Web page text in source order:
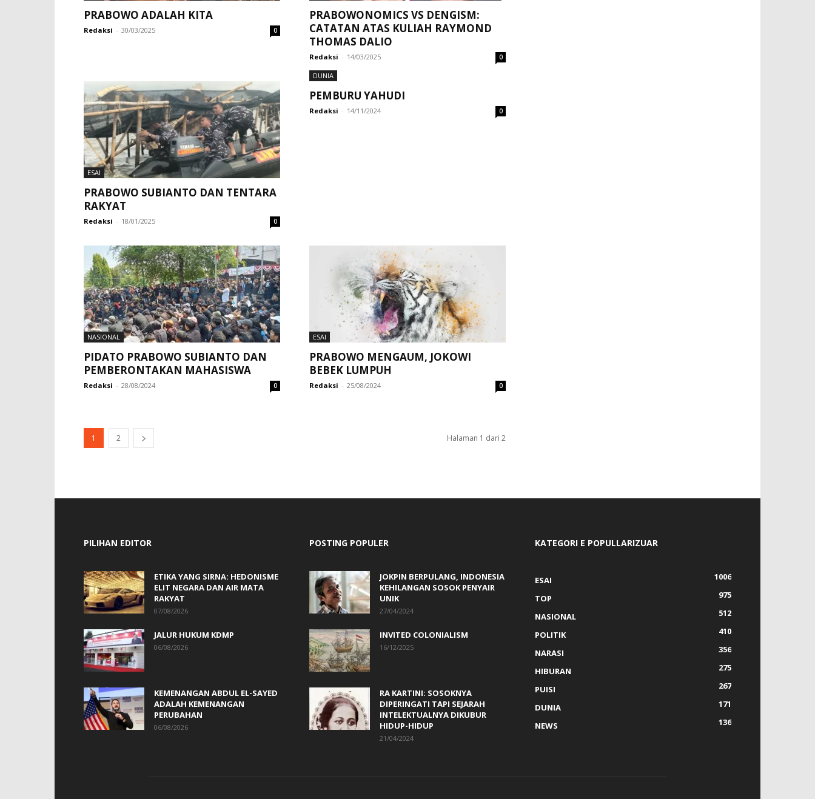
PRABOWO ADALAH KITA
Redaksi - 30/03/2025 0
PRABOWONOMICS VS DENGISM:
CATATAN ATAS KULIAH RAYMOND
THOMAS DALIO
Redaksi - 14/03/2025 0
ESAI
PRABOWO SUBIANTO DAN TENTARA
RAKYAT
Redaksi - 18/01/2025 0
DUNIA
PEMBURU YAHUDI
Redaksi - 14/11/2024 0
NASIONAL
PIDATO PRABOWO SUBIANTO DAN
PEMBERONTAKAN MAHASISWA
Redaksi - 28/08/2024 0
ESAI
PRABOWO MENGAUM, JOKOWI
BEBEK LUMPUH
Redaksi - 25/08/2024 0
1 2 Halaman 1 dari 2
PILIHAN EDITOR
ETIKA YANG SIRNA: HEDONISME
ELIT NEGARA DAN AIR MATA
RAKYAT
07/08/2026
JALUR HUKUM KDMP
06/08/2026
KEMENANGAN ABDUL EL-SAYED
ADALAH KEMENANGAN
PERUBAHAN
06/08/2026
POSTING POPULER
JOKPIN BERPULANG, INDONESIA
KEHILANGAN SOSOK PENYAIR
UNIK
27/04/2024
INVITED COLONIALISM
16/12/2025
RA KARTINI: SOSOKNYA
DIPERINGATI TAPI SEJARAH
INTELEKTUALNYA DIKUBUR
HIDUP-HIDUP
21/04/2024
KATEGORI E POPULLARIZUAR
ESAI
1006
TOP
975
NASIONAL
512
POLITIK
410
NARASI
356
HIBURAN
275
PUISI
267
DUNIA
171
NEWS
136